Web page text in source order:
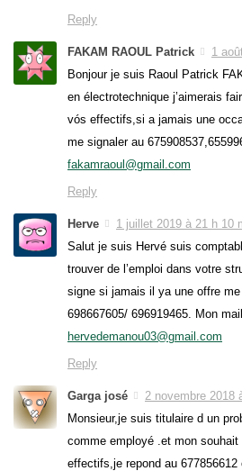
Reply
FAKAM RAOUL Patrick
1
Bonjour je suis Raoul Patrick
en électrotechnique j’aimerais
vós effectifs,si a jamais une
me signaler au
fakamraoul@gmail.com
Reply
Herve
1 juillet 2019 à 21 h 10
Salut je suis Hervé suis
trouver de l’emploi dans votre
signe si jamais il ya une offre
698667605/ 696919465. Mon mail
hervedemanou03@gmail.com
Reply
Garga josé
2 novembre 2018
Monsieur,je suis titulaire d un
comme employé .et mon
effectifs,je repond au 677856612